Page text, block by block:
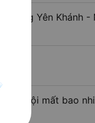
Yên Khánh -
Hà Nội mất bao